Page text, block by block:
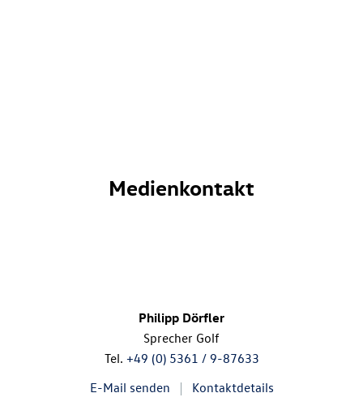
Medienkontakt
Philipp Dörfler
Sprecher Golf
Tel. +49 (0) 5361 / 9-87633
E-Mail senden
Kontaktdetails